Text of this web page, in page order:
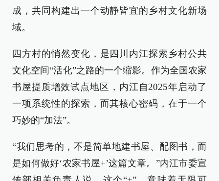
成，共同构建出一个动静皆宜的乡村文化新场
域。
四方村的悄然变化，是四川内江探索乡村公共
文化空间“活化”之路的一个缩影。作为全国农家
书屋提质增效试点地区，内江自2025年启动了
一项系统性的探索，而其核心密码，在于一个
巧妙的“加法”。
“我们思考的，不是简单地建书屋、配图书，而
是如何做好‘农家书屋+’这篇文章。”内江市委宣